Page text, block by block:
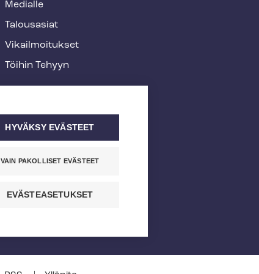
Medialle
Talousasiat
Vi­kail­moi­tuk­set
Töihin Tehyyn
HYVÄKSY EVÄSTEET
VAIN PAKOLLISET EVÄSTEET
EVÄSTEASETUKSET